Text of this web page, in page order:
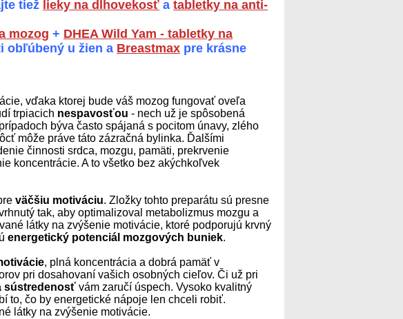
tiež lieky na dlhovekosť a tabletky na anti-
mozog + DHEA Wild Yam - tabletky na
obľúbený u žien a Breastmax pre krásne
vďaka ktorej bude váš mozog fungovať oveľa
trpiacich nespavosťou - nech už je spôsobená
býva často spájaná s pocitom únavy, zlého
môže práve táto zázračná bylinka. Ďalšími
činnosti srdca, mozgu, pamäti, prekrvenie
koncentrácie. A to všetko bez akýchkoľvek
väčšiu motiváciu. Zložky tohto preparátu sú presne
tak, aby optimalizoval metabolizmus mozgu a
látky na zvýšenie motivácie, ktoré podporujú krvný
energetický potenciál mozgových buniek.
, plná koncentrácia a dobrá pamäť v
pri dosahovaní vašich osobných cieľov. Či už pri
sústredenosť vám zaručí úspech. Vysoko kvalitný
to, čo by energetické nápoje len chceli robiť.
látky na zvýšenie motivácie.